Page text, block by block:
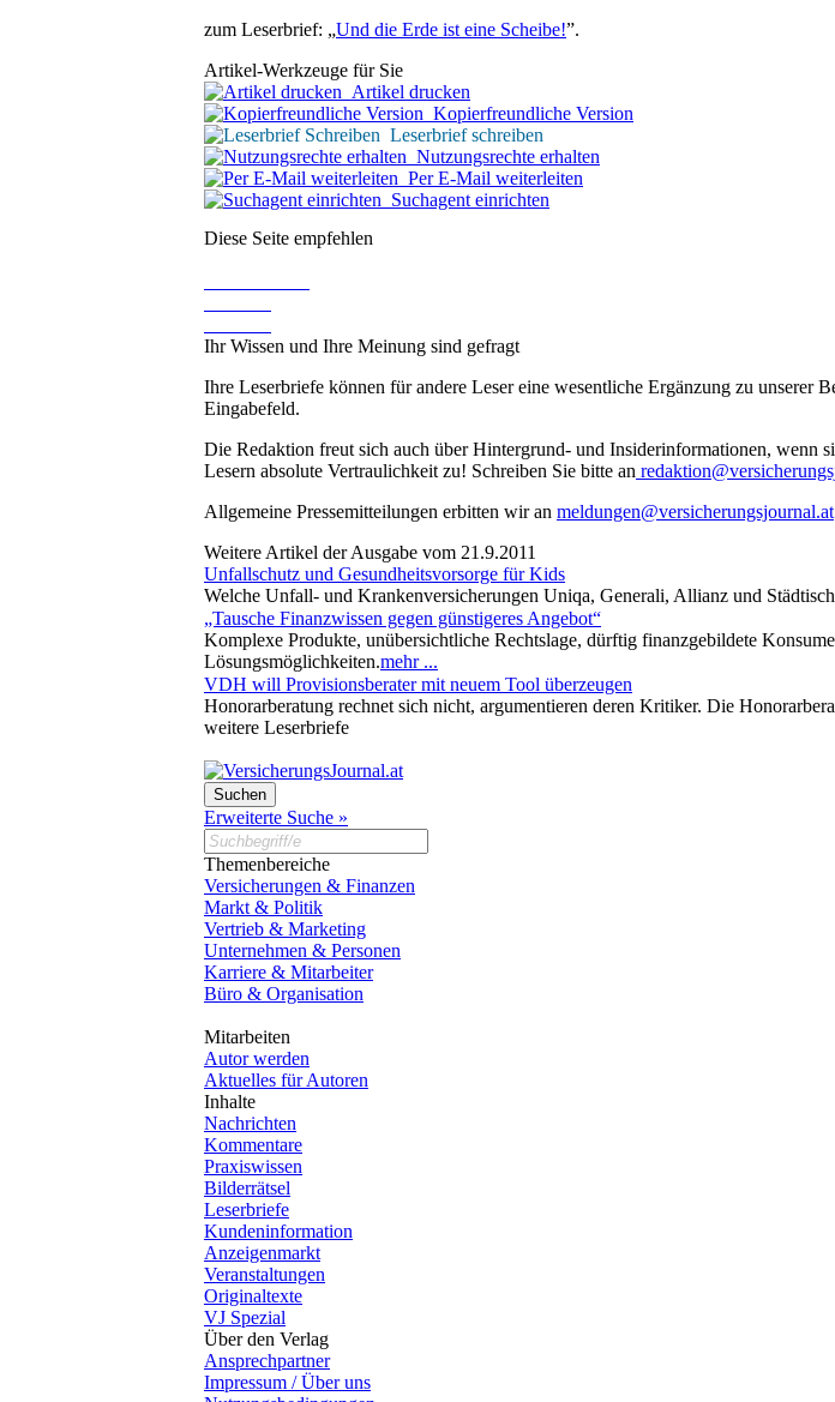
zum Leserbrief: „Und die Erde ist eine Scheibe!”.
Artikel-Werkzeuge für Sie
Artikel drucken
Kopierfreundliche Version
Leserbrief schreiben
Nutzungsrechte erhalten
Per E-Mail weiterleiten
Suchagent einrichten
Diese Seite empfehlen
Ihr Wissen und Ihre Meinung sind gefragt
Ihre Leserbriefe können für andere Leser eine wesentliche Ergänzung zu unserer
Eingabefeld.
Die Redaktion freut sich auch über Hintergrund- und Insiderinformationen, wenn
Lesern absolute Vertraulichkeit zu! Schreiben Sie bitte an
Allgemeine Pressemitteilungen erbitten wir an meldungen@versicherungsjournal.at
Weitere Artikel der Ausgabe vom 21.9.2011
Unfallschutz und Gesundheitsvorsorge für Kids
Welche Unfall- und Krankenversicherungen Uniqa, Generali, Allianz und
„Tausche Finanzwissen gegen günstigeres Angebot“
Komplexe Produkte, unübersichtliche Rechtslage, dürftig finanzgebildete
Lösungsmöglichkeiten.mehr ...
VDH will Provisionsberater mit neuem Tool überzeugen
Honorarberatung rechnet sich nicht, argumentieren deren Kritiker. Die
weitere Leserbriefe
Erweiterte Suche »
Themenbereiche
Versicherungen & Finanzen
Markt & Politik
Vertrieb & Marketing
Unternehmen & Personen
Karriere & Mitarbeiter
Büro & Organisation
Mitarbeiten
Autor werden
Aktuelles für Autoren
Inhalte
Nachrichten
Kommentare
Praxiswissen
Bilderrätsel
Leserbriefe
Kundeninformation
Anzeigenmarkt
Veranstaltungen
Originaltexte
VJ Spezial
Über den Verlag
Ansprechpartner
Impressum / Über uns